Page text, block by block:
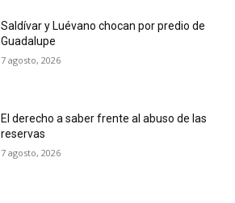
Saldívar y Luévano chocan por predio de
Guadalupe
7 agosto, 2026
El derecho a saber frente al abuso de las
reservas
7 agosto, 2026